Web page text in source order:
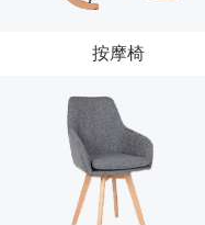
按摩椅